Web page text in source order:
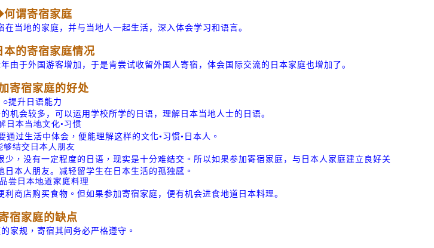
谓寄宿家庭
当地的家庭，并与当地人一起生活，深入体会学习和语言。
的寄宿家庭情况
于外国游客增加，于是肯尝试收留外国人寄宿，体会国际交流的日本家庭也增加了。
寄宿家庭的好处
○提升日语能力
机会较多，可以运用学校所学的日语，理解日本当地人士的日语。
日本当地文化•习惯
过生活中体会，便能理解这样的文化•习惯•日本人。
够结交日本人朋友
，没有一定程度的日语，现实是十分难结交。 所以如果参加寄宿家庭，与日本人家庭建立良好关
本人朋友。 减轻留学生在日本生活的孤独感。
尝日本地道家庭料理
商店购买食物。 但如果参加寄宿家庭，便有机会进食地道日本料理。
宿家庭的缺点
家规，寄宿其间务必严格遵守。